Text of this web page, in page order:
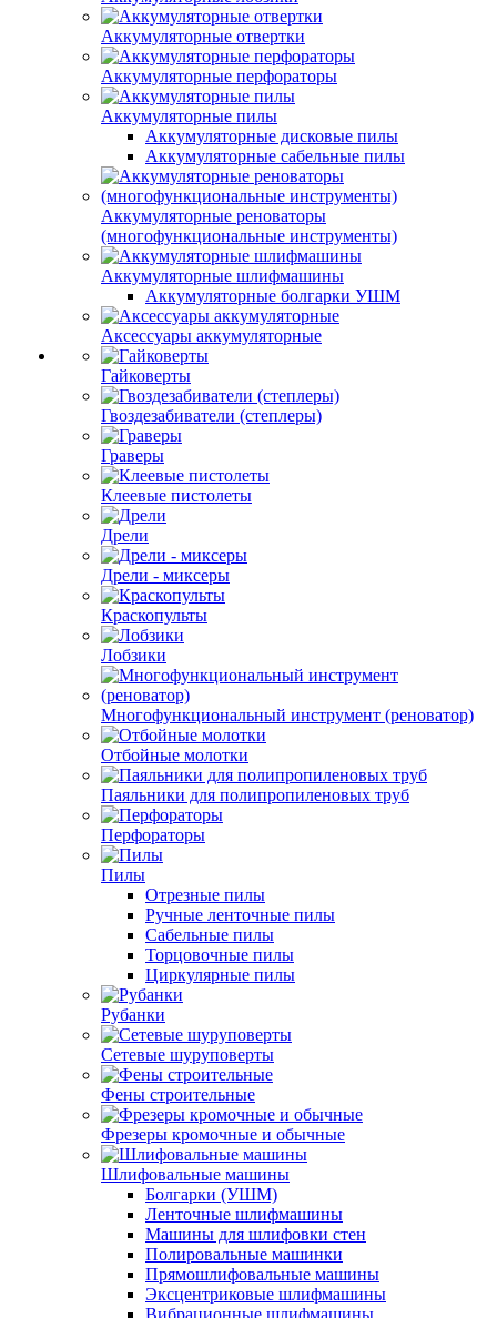
Аккумуляторные отвертки
Аккумуляторные перфораторы
Аккумуляторные пилы
Аккумуляторные дисковые пилы
Аккумуляторные сабельные пилы
Аккумуляторные реноваторы
(многофункциональные инструменты)
Аккумуляторные шлифмашины
Аккумуляторные болгарки УШМ
Аксессуары аккумуляторные
Гайковерты
Гвоздезабиватели (степлеры)
Граверы
Клеевые пистолеты
Дрели
Дрели - миксеры
Краскопульты
Лобзики
Многофункциональный инструмент (реноватор)
Отбойные молотки
Паяльники для полипропиленовых труб
Перфораторы
Пилы
Отрезные пилы
Ручные ленточные пилы
Сабельные пилы
Торцовочные пилы
Циркулярные пилы
Рубанки
Сетевые шуруповерты
Фены строительные
Фрезеры кромочные и обычные
Шлифовальные машины
Болгарки (УШМ)
Ленточные шлифмашины
Машины для шлифовки стен
Полировальные машинки
Прямошлифовальные машины
Эксцентриковые шлифмашины
Вибрационные шлифмашины